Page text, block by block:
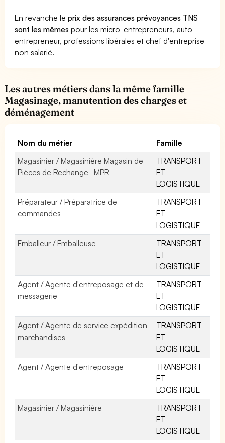
En revanche leprix des assurances prévoyances TNS
sont les mêmes pour les micro-entrepreneurs, auto-
entrepreneur, professions libérales et chef d'entreprise
non salarié.
Les autres métiers dans la même famille
Magasinage, manutention des charges et
déménagement
Nom du métier
Famille
Magasinier / Magasinière Magasin de
Pièces de Rechange -MPR-
TRANSPORT
ET
LOGISTIQUE
Préparateur / Préparatrice de
commandes
TRANSPORT
ET
LOGISTIQUE
Emballeur / Emballeuse
TRANSPORT
ET
LOGISTIQUE
Agent / Agente d'entreposage et de
messagerie
TRANSPORT
ET
LOGISTIQUE
Agent / Agente de service expédition
marchandises
TRANSPORT
ET
LOGISTIQUE
Agent / Agente d'entreposage
TRANSPORT
ET
LOGISTIQUE
Magasinier / Magasinière
TRANSPORT
ET
LOGISTIQUE